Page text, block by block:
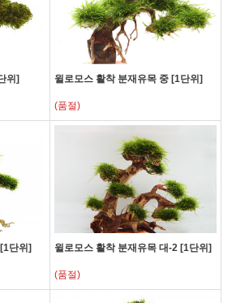
위] 윌로모스 활착 분재유목 중 [1단위]
(품절)
단위] 윌로모스 활착 분재유목 대-2 [1단위]
(품절)